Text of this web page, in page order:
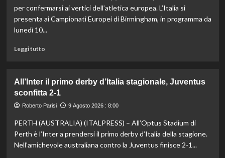
problema
al
ginocchio
destro:
sto
preparazione
per
Us
Open”
per confermarsi ai vertici dell’atletica europea. L’Italia si
presenta ai Campionati Europei di Birmingham, in programma da
lunedì 10...
Leggi tuttoLeggi
Italia
verso
gli
di
atletica,
Jacobs
All’Inter il primo derby d’Italia stagionale, Juventus
sconfitta 2-1
Roberto Parisi 9 Agosto 2026 : 8:00
PERTH (AUSTRALIA) (ITALPRESS) – All’Optus Stadium di
Perth è l’Inter a prendersi il primo derby d’Italia della stagione.
Nell’amichevole australiana contro la Juventus finisce 2-1...